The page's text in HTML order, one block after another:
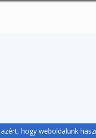
hogy weboldalunk